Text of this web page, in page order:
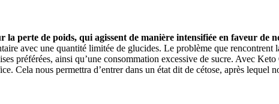
la perte de poids, qui agissent de manière intensifiée en faveur de
avec une quantité limitée de glucides. Le problème que rencontrent
préférées, ainsi qu’une consommation excessive de sucre. Avec
Cela nous permettra d’entrer dans un état dit de cétose, après lequel